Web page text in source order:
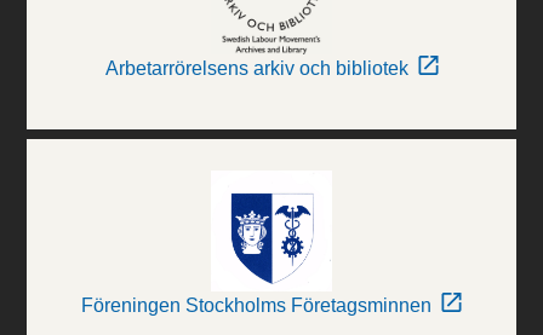
Arbetarrörelsens arkiv och bibliotek
Föreningen Stockholms Företagsminnen